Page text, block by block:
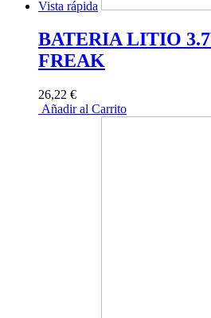
Vista rápida
BATERIA LITIO
FREAK
26,22 €
Añadir al Carrito